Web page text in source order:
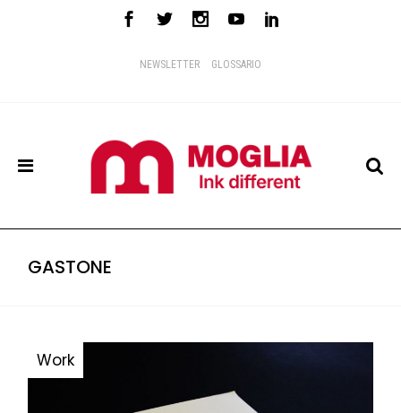
NEWSLETTER GLOSSARIO
GASTONE